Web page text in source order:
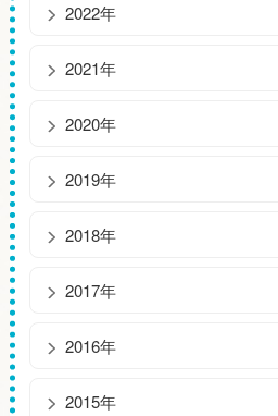
2022年
2021年
2020年
2019年
2018年
2017年
2016年
2015年